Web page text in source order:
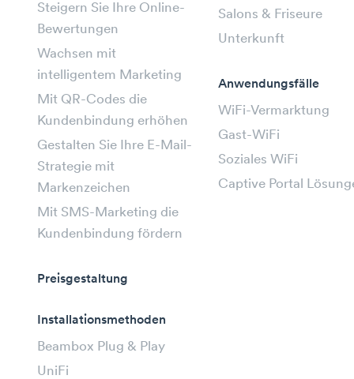
Steigern Sie Ihre Online-
Bewertungen
Wachsen mit
intelligentem Marketing
Mit QR-Codes die
Kundenbindung erhöhen
Gestalten Sie Ihre E-Mail-
Strategie mit
Markenzeichen
Mit SMS-Marketing die
Kundenbindung fördern
Preisgestaltung
Installationsmethoden
Beambox Plug & Play
UniFi
Salons & Friseure
Unterkunft
Anwendungsfälle
WiFi-Vermarktung
Gast-WiFi
Soziales WiFi
Captive Portal